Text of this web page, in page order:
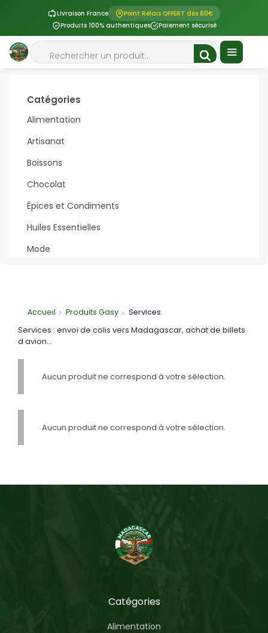
Livraison France
Point Relais OFFERT dès 60€
Produits 100% authentiques
Paiement sécurisé
Aller
au
contenu
Menu
Accueil Produits Gasy Services
Services : envoi de colis vers Madagascar, achat de billets
d avion…
Aucun produit ne correspond à votre sélection.
Aucun produit ne correspond à votre sélection.
Catégories
Alimentation
Artisanat
Boissons
Chocolat
Épices et Condiments
Huiles Essentielles
Mode
Catégories
Alimentation